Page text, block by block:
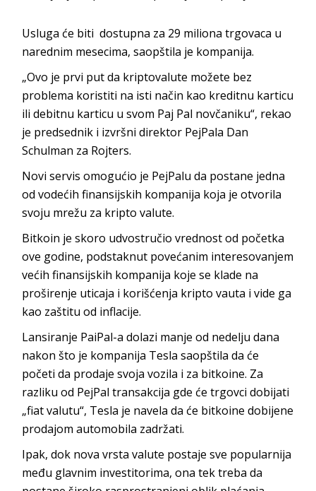
Usluga će biti dostupna za 29 miliona trgovaca u
narednim mesecima, saopštila je kompanija.
„Ovo je prvi put da kriptovalute možete bez
problema koristiti na isti način kao kreditnu karticu
ili debitnu karticu u svom Paj Pal novčaniku“, rekao
je predsednik i izvršni direktor PejPala Dan
Schulman za Rojters.
Novi servis omogućio je PejPalu da postane jedna
od vodećih finansijskih kompanija koja je otvorila
svoju mrežu za kripto valute.
Bitkoin je skoro udvostručio vrednost od početka
ove godine, podstaknut povećanim interesovanjem
većih finansijskih kompanija koje se klade na
proširenje uticaja i korišćenja kripto vauta i vide ga
kao zaštitu od inflacije.
Lansiranje PaiPal-a dolazi manje od nedelju dana
nakon što je kompanija Tesla saopštila da će
početi da prodaje svoja vozila i za bitkoine. Za
razliku od PejPal transakcija gde će trgovci dobijati
„fiat valutu“, Tesla je navela da će bitkoine dobijene
prodajom automobila zadržati.
Ipak, dok nova vrsta valute postaje sve popularnija
među glavnim investitorima, ona tek treba da